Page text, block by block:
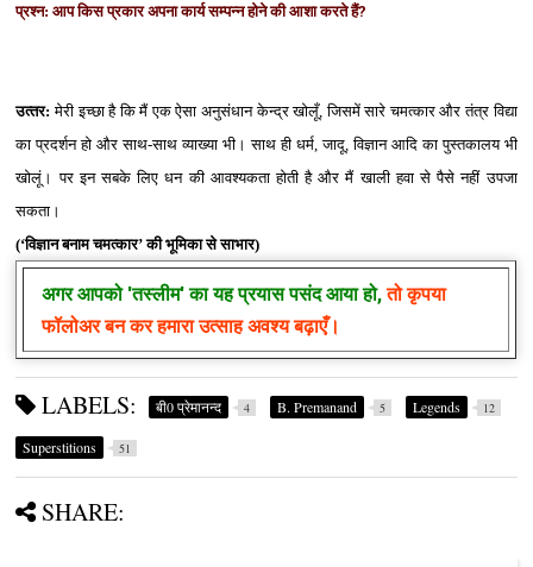
प्रश्‍न: आप किस प्रकार अपना कार्य सम्‍पन्‍न होने की आशा करते हैं?
उत्‍तर: मेरी इच्‍छा है कि मैं एक ऐसा अनुसंधान केन्‍द्र खोलूँ, जिसमें सारे चमत्‍कार और तंत्र विद्या
का प्रदर्शन हो और साथ-साथ व्‍याख्‍या भी। साथ ही धर्म, जादू, विज्ञान आदि का पुस्‍तकालय भी
खोलूं। पर इन सबके लिए धन की आवश्‍यकता होती है और मैं खाली हवा से पैसे नहीं उपजा
सकता।
(‘विज्ञान बनाम चमत्‍कार’की भूमिका से साभार)
अगर आपको 'तस्लीम'का यह प्रयास पसंद आया हो,तो कृपया
फॉलोअर बन कर हमारा उत्साह अवश्य बढ़ाएँ।
LABELS: बी0 प्रेमानन्‍द 4 B. Premanand 5 Legends 12
Superstitions 51
SHARE: